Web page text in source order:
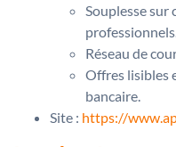
Souplesse sur
Réseau de
Offres lisibles
bancaire.
Site : https://